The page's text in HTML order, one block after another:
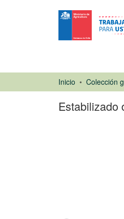
Inicio Colección
Estabilizado